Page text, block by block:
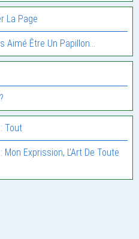
La Page
Aimé Être Un Papillon…
Tout
Exprission, L’Art De Toute